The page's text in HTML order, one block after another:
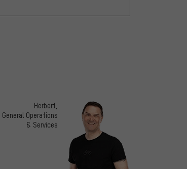
Herbert,
General Operations
& Services